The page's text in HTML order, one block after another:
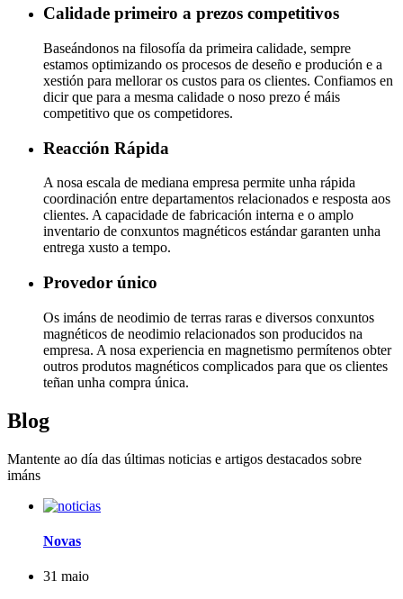
Calidade primeiro a prezos competitivos
Baseándonos na filosofía da primeira calidade, sempre
estamos optimizando os procesos de deseño e produción e a
xestión para mellorar os custos para os clientes. Confiamos en
dicir que para a mesma calidade o noso prezo é máis
competitivo que os competidores.
Reacción Rápida
A nosa escala de mediana empresa permite unha rápida
coordinación entre departamentos relacionados e resposta aos
clientes. A capacidade de fabricación interna e o amplo
inventario de conxuntos magnéticos estándar garanten unha
entrega xusto a tempo.
Provedor único
Os imáns de neodimio de terras raras e diversos conxuntos
magnéticos de neodimio relacionados son producidos na
empresa. A nosa experiencia en magnetismo permítenos obter
outros produtos magnéticos complicados para que os clientes
teñan unha compra única.
Blog
Mantente ao día das últimas noticias e artigos destacados sobre
imáns
Novas
31 maio